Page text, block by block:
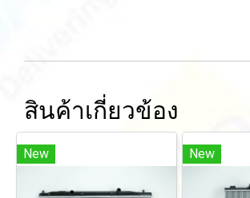
สินค้าเกี่ยวข้อง
New New